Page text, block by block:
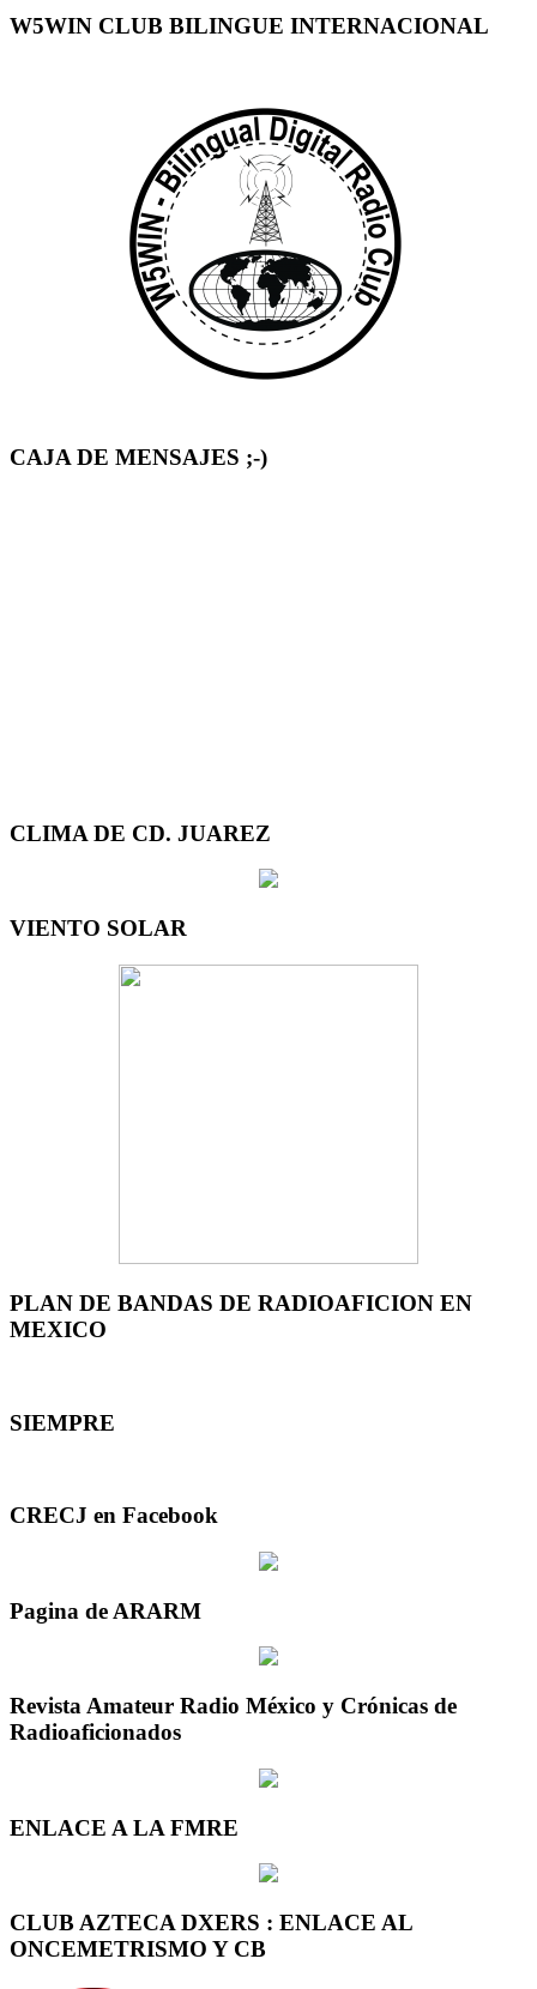
W5WIN CLUB BILINGUE INTERNACIONAL
CAJA DE MENSAJES ;-)
CLIMA DE CD. JUAREZ
VIENTO SOLAR
PLAN DE BANDAS DE RADIOAFICION EN
MEXICO
SIEMPRE
CRECJ en Facebook
Pagina de ARARM
Revista Amateur Radio México y Crónicas de
Radioaficionados
ENLACE A LA FMRE
CLUB AZTECA DXERS : ENLACE AL
ONCEMETRISMO Y CB